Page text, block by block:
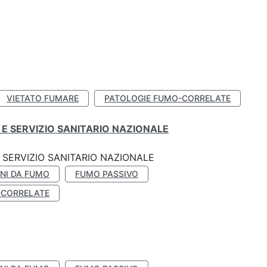
VIETATO FUMARE PATOLOGIE FUMO-CORRELATE
SERVIZIO SANITARIO NAZIONALE
SANITARIO NAZIONALE
DA FUMO
FUMO PASSIVO